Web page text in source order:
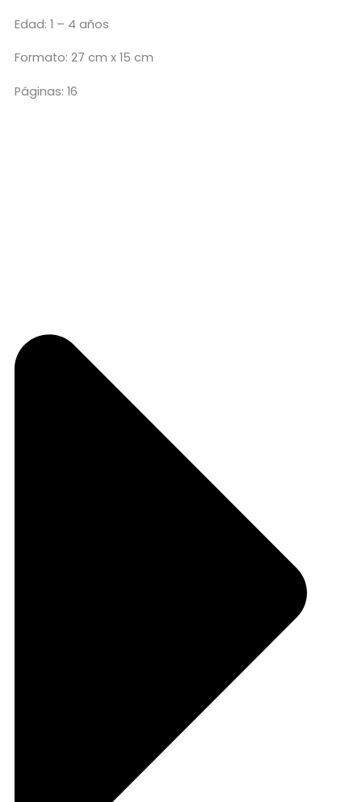
Edad: 1 – 4 años
Formato: 27 cm x 15 cm
Páginas: 16